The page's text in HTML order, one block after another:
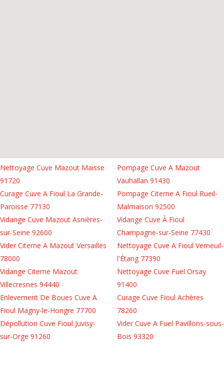
Nettoyage Cuve Mazout Maisse
91720
Curage Cuve A Fioul La Grande-
Paroisse 77130
Vidange Cuve Mazout Asnières-
sur-Seine 92600
Vider Citerne A Mazout Versailles
78000
Vidange Citerne Mazout
Villecresnes 94440
Enlevement De Boues Cuve A
Fioul Magny-le-Hongre 77700
Dépollution Cuve Fioul Juvisy-
sur-Orge 91260
Pompage Cuve A Mazout
Vauhallan 91430
Pompage Citerne A Fioul Rueil-
Malmaison 92500
Vidange Cuve À Fioul
Champagne-sur-Seine 77430
Nettoyage Cuve A Fioul Verneuil-
l'Étang 77390
Nettoyage Cuve Fuel Orsay
91400
Curage Cuve Fioul Achères
78260
Vider Cuve A Fuel Pavillons-sous-
Bois 93320